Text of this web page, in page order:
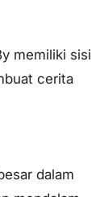
memiliki sisi
cerita
dalam